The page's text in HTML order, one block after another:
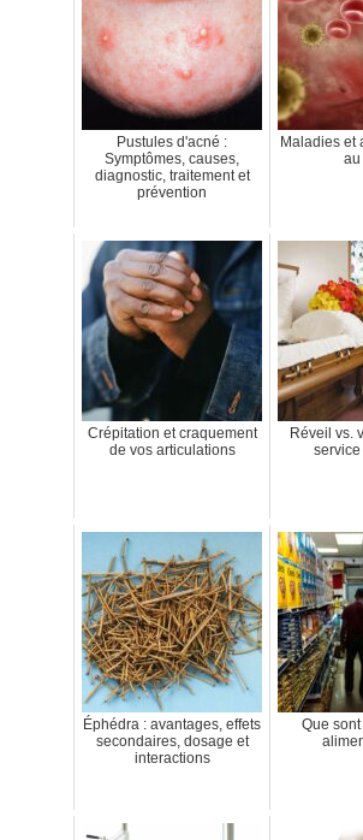
Pustules d'acné :
Symptômes, causes,
diagnostic, traitement et
prévention
Maladies et
au
Crépitation et craquement
de vos articulations
Réveil vs.
Éphédra : avantages, effets
secondaires, dosage et
interactions
Que